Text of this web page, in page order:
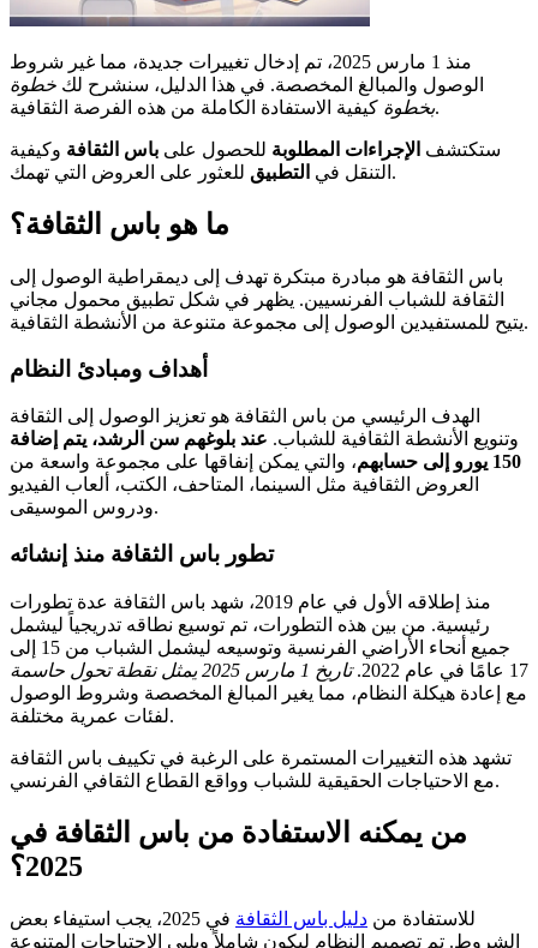
منذ 1 مارس 2025، تم إدخال تغييرات جديدة، مما غير شروط
الوصول والمبالغ المخصصة. في هذا الدليل، سنشرح لك خطوة
بخطوةكيفية الاستفادة الكاملة من هذه الفرصة الثقافية.
ستكتشف الإجراءات المطلوبة للحصول على باس الثقافة وكيفية
التنقل في التطبيق للعثور على العروض التي تهمك.
ما هو باس الثقافة؟
باس الثقافة هو مبادرة مبتكرة تهدف إلى ديمقراطية الوصول إلى
الثقافة للشباب الفرنسيين. يظهر في شكل تطبيق محمول مجاني
يتيح للمستفيدين الوصول إلى مجموعة متنوعة من الأنشطة الثقافية.
أهداف ومبادئ النظام
الهدف الرئيسي من باس الثقافة هو تعزيز الوصول إلى الثقافة
وتنويع الأنشطة الثقافية للشباب. عند بلوغهم سن الرشد، يتم إضافة
150 يورو إلى حسابهم
، والتي يمكن إنفاقها على مجموعة واسعة من
العروض الثقافية مثل السينما، المتاحف، الكتب، ألعاب الفيديو
ودروس الموسيقى.
تطور باس الثقافة منذ إنشائه
منذ إطلاقه الأول في عام 2019، شهد باس الثقافة عدة تطورات
رئيسية. من بين هذه التطورات، تم توسيع نطاقه تدريجياً ليشمل
جميع أنحاء الأراضي الفرنسية وتوسيعه ليشمل الشباب من 15 إلى
17 عامًا في عام 2022.
تاريخ 1 مارس 2025 يمثل نقطة تحول حاسمة
مع إعادة هيكلة النظام، مما يغير المبالغ المخصصة وشروط الوصول
لفئات عمرية مختلفة.
تشهد هذه التغييرات المستمرة على الرغبة في تكييف باس الثقافة
مع الاحتياجات الحقيقية للشباب وواقع القطاع الثقافي الفرنسي.
من يمكنه الاستفادة من باس الثقافة في
2025؟
للاستفادة من دليل باس الثقافة
في 2025، يجب استيفاء بعض
الشروط. تم تصميم النظام ليكون شاملاً ويلبي الاحتياجات المتنوعة